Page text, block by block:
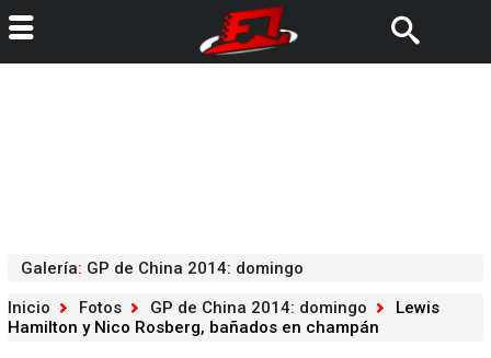
Galería: GP de China 2014: domingo
Inicio
Fotos GP de China 2014: domingo
Lewis
Hamilton y Nico Rosberg, bañados en champán